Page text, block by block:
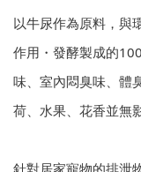
以牛尿作為原料，與
作用・發酵製成的
味、室內悶臭味、體
荷、水果、花香並無
針對居家寵物的排泄